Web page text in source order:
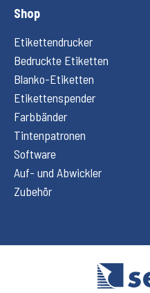
Shop
Etikettendrucker
Bedruckte Etiketten
Blanko-Etiketten
Etikettenspender
Farbbänder
Tintenpatronen
Software
Auf- und Abwickler
Zubehör